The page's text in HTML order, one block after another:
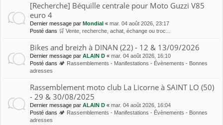
[Recherche] Béquille centrale pour Moto Guzzi V85
euro 4
Dernier message par Mondial « mar. 04 août 2026, 23:17
Posté dans 🛒 Vente, recherche, achat, échange ou troc...
Bikes and breizh à DINAN (22) - 12 & 13/09/2026
Dernier message par ALAIN D « mar. 04 août 2026, 16:10
Posté dans 🏕 Rassemblements - Manifestations - Évènements - Bonnes
adresses
Rassemblement moto club La Licorne à SAINT LO (50)
- 29 & 30/08/2025
Dernier message par ALAIN D « mar. 04 août 2026, 16:04
Posté dans 🏕 Rassemblements - Manifestations - Évènements - Bonnes
adresses